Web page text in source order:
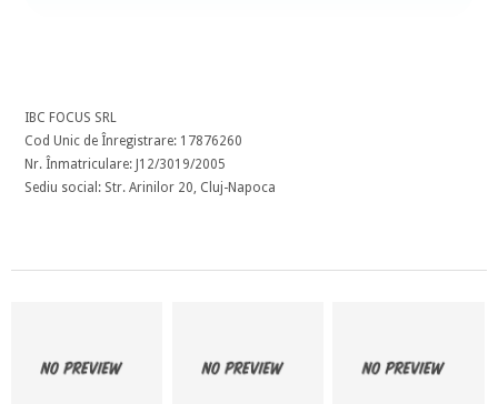
IBC FOCUS SRL
Cod Unic de Înregistrare: 17876260
Nr. Înmatriculare: J12/3019/2005
Sediu social: Str. Arinilor 20, Cluj-Napoca